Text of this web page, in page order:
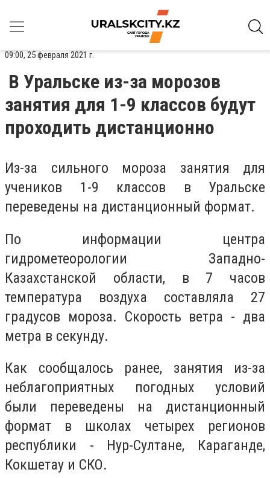
09:00, 25 февраля 2021 г.
В Уральске из-за морозов
занятия для 1-9 классов будут
проходить дистанционно
Из-за сильного мороза занятия для
учеников 1-9 классов в Уральске
переведены на дистанционный формат.
По информации центра
гидрометеорологии Западно-
Казахстанской области, в 7 часов
температура воздуха составляла 27
градусов мороза. Скорость ветра - два
метра в секунду.
Как сообщалось ранее, занятия из-за
неблагоприятных погодных условий
были переведены на дистанционный
формат в школах четырех регионов
республики - Нур-Султане, Караганде,
Кокшетау и СКО.